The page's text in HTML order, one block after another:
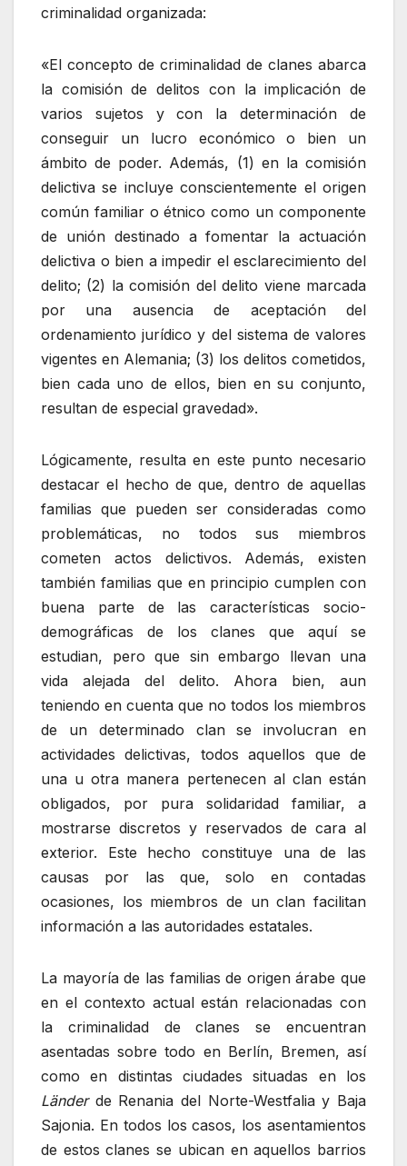
criminalidad organizada:
«El concepto de criminalidad de clanes abarca
la comisión de delitos con la implicación de
varios sujetos y con la determinación de
conseguir un lucro económico o bien un
ámbito de poder. Además, (1) en la comisión
delictiva se incluye conscientemente el origen
común familiar o étnico como un componente
de unión destinado a fomentar la actuación
delictiva o bien a impedir el esclarecimiento del
delito; (2) la comisión del delito viene marcada
por una ausencia de aceptación del
ordenamiento jurídico y del sistema de valores
vigentes en Alemania; (3) los delitos cometidos,
bien cada uno de ellos, bien en su conjunto,
resultan de especial gravedad».
Lógicamente, resulta en este punto necesario
destacar el hecho de que, dentro de aquellas
familias que pueden ser consideradas como
problemáticas, no todos sus miembros
cometen actos delictivos. Además, existen
también familias que en principio cumplen con
buena parte de las características socio-
demográficas de los clanes que aquí se
estudian, pero que sin embargo llevan una
vida alejada del delito. Ahora bien, aun
teniendo en cuenta que no todos los miembros
de un determinado clan se involucran en
actividades delictivas, todos aquellos que de
una u otra manera pertenecen al clan están
obligados, por pura solidaridad familiar, a
mostrarse discretos y reservados de cara al
exterior. Este hecho constituye una de las
causas por las que, solo en contadas
ocasiones, los miembros de un clan facilitan
información a las autoridades estatales.
La mayoría de las familias de origen árabe que
en el contexto actual están relacionadas con
la criminalidad de clanes se encuentran
asentadas sobre todo en Berlín, Bremen, así
como en distintas ciudades situadas en los
Länderde Renania del Norte-Westfalia y Baja
Sajonia. En todos los casos, los asentamientos
de estos clanes se ubican en aquellos barrios